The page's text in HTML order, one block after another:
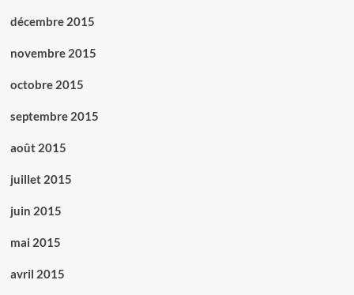
décembre 2015
novembre 2015
octobre 2015
septembre 2015
août 2015
juillet 2015
juin 2015
mai 2015
avril 2015